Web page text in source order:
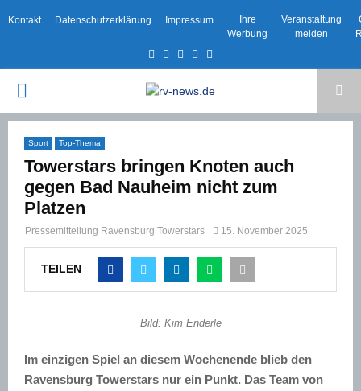
Kontakt Datenschutzerklärung Impressum
Ihre
Werbung
Veranstaltung
melden
Facebook
TwitterInstagram
Email
PRIMARY
MENU
Sport Top-Thema
Towerstars bringen Knoten auch
gegen Bad Nauheim nicht zum
Platzen
Pressemitteilung Ravensburg Towerstars 15. November 2025
TEILEN
Bild: Kim Enderle
Im einzigen Spiel an diesem Wochenende blieb den
Ravensburg Towerstars nur ein Punkt. Das Team von